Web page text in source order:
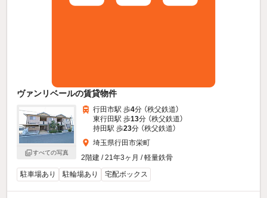
ヴァンリベールの賃貸物件
すべての写真
行田市駅 歩4分 （秩父鉄道）
東行田駅 歩13分 （秩父鉄道）
持田駅 歩23分 （秩父鉄道）
埼玉県行田市栄町
2階建 / 21年3ヶ月 / 軽量鉄骨
駐車場あり
駐輪場あり 宅配ボックス